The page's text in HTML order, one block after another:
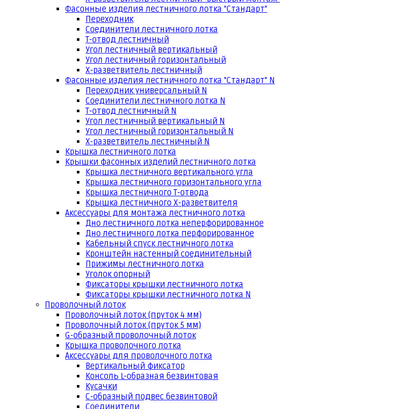
Фасонные изделия лестничного лотка "Стандарт"
Переходник
Соединители лестничного лотка
Т-отвод лестничный
Угол лестничный вертикальный
Угол лестничный горизонтальный
Х-разветвитель лестничный
Фасонные изделия лестничного лотка "Стандарт" N
Переходник универсальный N
Соединители лестничного лотка N
Т-отвод лестничный N
Угол лестничный вертикальный N
Угол лестничный горизонтальный N
Х-разветвитель лестничный N
Крышка лестничного лотка
Крышки фасонных изделий лестничного лотка
Крышка лестничного вертикального угла
Крышка лестничного горизонтального угла
Крышка лестничного Т-отвода
Крышка лестничного Х-разветвителя
Аксессуары для монтажа лестничного лотка
Дно лестничного лотка неперфорированное
Дно лестничного лотка перфорированное
Кабельный спуск лестничного лотка
Кронштейн настенный соединительный
Прижимы лестничного лотка
Уголок опорный
Фиксаторы крышки лестничного лотка
Фиксаторы крышки лестничного лотка N
Проволочный лоток
Проволочный лоток (пруток 4 мм)
Проволочный лоток (пруток 5 мм)
G-образный проволочный лоток
Крышка проволочного лотка
Аксессуары для проволочного лотка
Вертикальный фиксатор
Консоль L-образная безвинтовая
Кусачки
С-образный подвес безвинтовой
Соединители